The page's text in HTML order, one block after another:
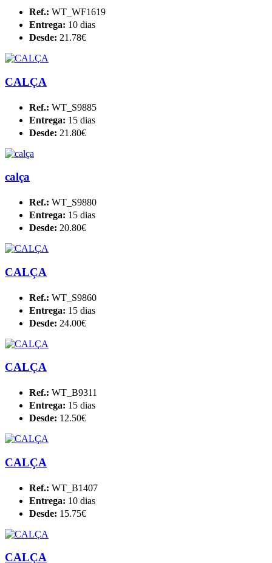
Ref.: WT_WF1619
Entrega: 10 dias
Desde: 21.78€
CALÇA
Ref.: WT_S9885
Entrega: 15 dias
Desde: 21.80€
calça
Ref.: WT_S9880
Entrega: 15 dias
Desde: 20.80€
CALÇA
Ref.: WT_S9860
Entrega: 15 dias
Desde: 24.00€
CALÇA
Ref.: WT_B9311
Entrega: 15 dias
Desde: 12.50€
CALÇA
Ref.: WT_B1407
Entrega: 10 dias
Desde: 15.75€
CALÇA